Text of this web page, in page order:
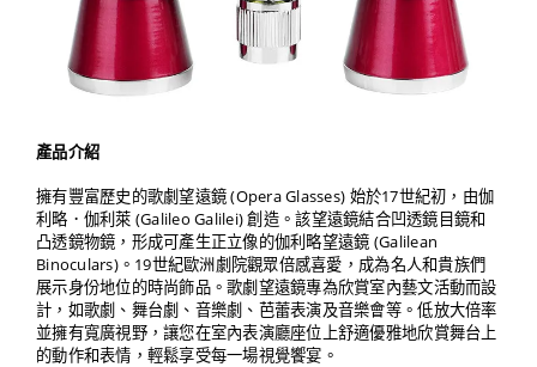
產品介紹
擁有豐富歷史的歌劇望遠鏡 (Opera Glasses) 始於17世紀初，由伽
利略．伽利萊 (Galileo Galilei) 創造。該望遠鏡結合凹透鏡目鏡和
凸透鏡物鏡，形成可產生正立像的伽利略望遠鏡 (Galilean
Binoculars)。19世紀歐洲劇院觀眾倍感喜愛，成為名人和貴族們
展示身份地位的時尚飾品。歌劇望遠鏡專為欣賞室內藝文活動而設
計，如歌劇、舞台劇、音樂劇、芭蕾表演及音樂會等。低放大倍率
並擁有寬廣視野，讓您在室內表演廳座位上舒適優雅地欣賞舞台上
的動作和表情，輕鬆享受每一場視覺饗宴。